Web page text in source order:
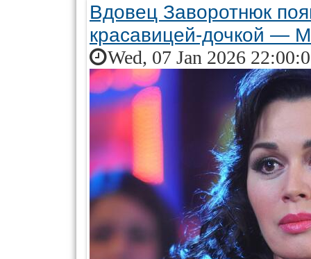
Вдовец Заворотнюк
красавицей-дочкой —
Wed, 07 Jan 2026